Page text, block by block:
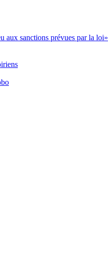
aux sanctions prévues par la loi»